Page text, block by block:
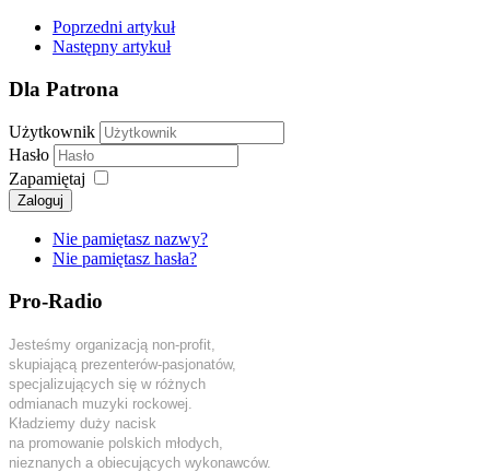
Poprzedni artykuł
Następny artykuł
Dla Patrona
Użytkownik
Hasło
Zapamiętaj
Zaloguj
Nie pamiętasz nazwy?
Nie pamiętasz hasła?
Pro-Radio
Jesteśmy organizacją non-profit,
skupiającą prezenterów-pasjonatów,
specjalizujących się w różnych
odmianach muzyki rockowej.
Kładziemy duży nacisk
na promowanie polskich młodych,
nieznanych a obiecujących wykonawców.